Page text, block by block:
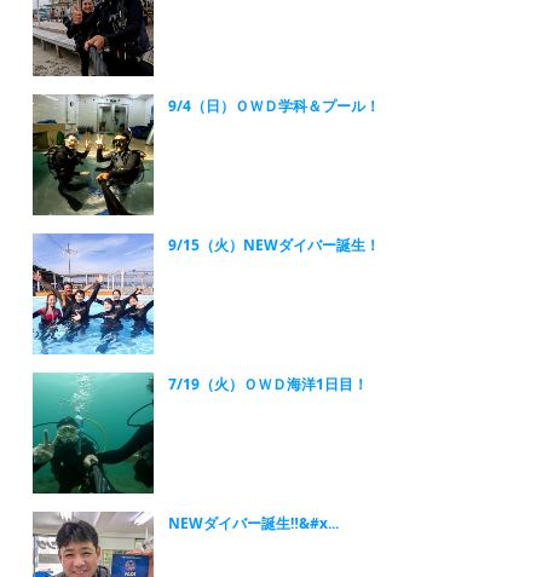
9/4（日）ＯＷＤ学科＆プール！
9/15（火）NEWダイバー誕生！
7/19（火）ＯＷＤ海洋1日目！
NEWダイバー誕生‼&#x...